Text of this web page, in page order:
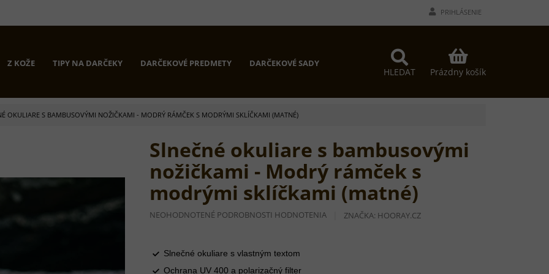
PRIHLÁSENIE
HLEDAT
NÁKUPNÝ
KOŠÍK
Prázdny košík
Z KOŽE TIPY NA DARČEKY DARČEKOVÉ PREDMETY DARČEKOVÉ SADY
OKULIARE S BAMBUSOVÝMI NOŽIČKAMI - MODRÝ RÁMČEK S MODRÝMI SKLÍČKAMI (MATNÉ)
Slnečné okuliare s bambusovými
nožičkami - Modrý rámček s
modrými sklíčkami (matné)
PRIEMERNÉ
0,0
NEOHODNOTENÉ PODROBNOSTI HODNOTENIA ZNAČKA: HOORAY.CZ
Slnečné okuliare s vlastným textom
Ochrana UV 400 a polarizačný filter